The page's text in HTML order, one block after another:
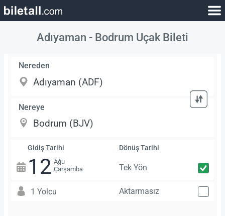
Adıyaman - Bodrum Uçak Bileti
Nereden
Nereye
Gidiş Tarihi
12 Ağu
Çarşamba
Dönüş Tarihi
Tek Yön
1 Yolcu Aktarmasız